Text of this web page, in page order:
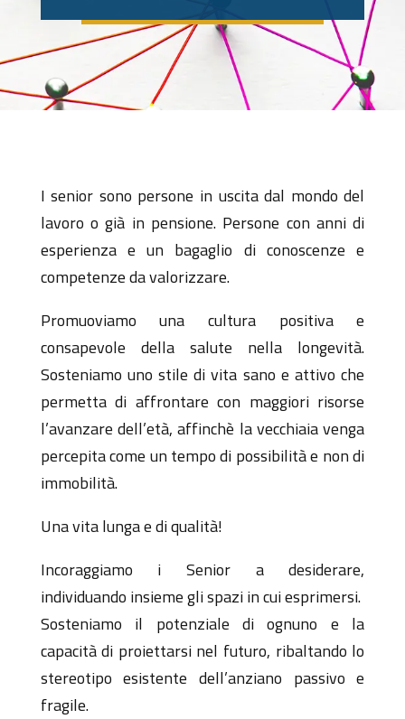
I senior sono persone in uscita dal mondo del
lavoro o già in pensione. Persone con anni di
esperienza e un bagaglio di conoscenze e
competenze da valorizzare.
Promuoviamo una cultura positiva e
consapevole della salute nella longevità.
Sosteniamo uno stile di vita sano e attivo che
permetta di affrontare con maggiori risorse
l’avanzare dell’età, affinchè la vecchiaia venga
percepita come un tempo di possibilità e non di
immobilità.
Una vita lunga e di qualità!
Incoraggiamo i Senior a desiderare,
individuando insieme gli spazi in cui esprimersi.
Sosteniamo il potenziale di ognuno e la
capacità di proiettarsi nel futuro, ribaltando lo
stereotipo esistente dell’anziano passivo e
fragile.